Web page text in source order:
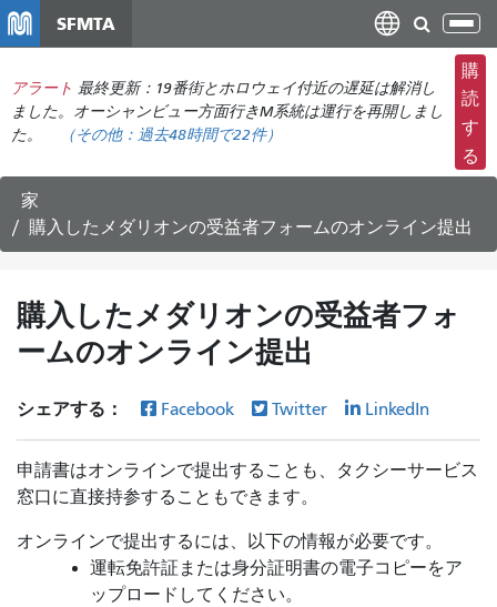
コ
ン
テ
ン
に
移
SFMTA
ナ
ビ
ゲ
ー
シ
ョ
の
切
替
え
アラート 最終更新：19番街とホロウェイ付近の遅延は解消し
ました。オーシャンビュー方面行きM系統は運行を再開しまし
た。
（その他： 過去48時間で22件）
購
読
す
る
家
購入したメダリオンの受益者フォームのオンライン提出
購入したメダリオンの受益者フォ
ームのオンライン提出
シェアする： Facebook Twitter LinkedIn
申請書はオンラインで提出することも、タクシーサービス
窓口に直接持参することもできます。
オンラインで提出するには、以下の情報が必要です。
運転免許証または身分証明書の電子コピーをア
ップロードしてください。